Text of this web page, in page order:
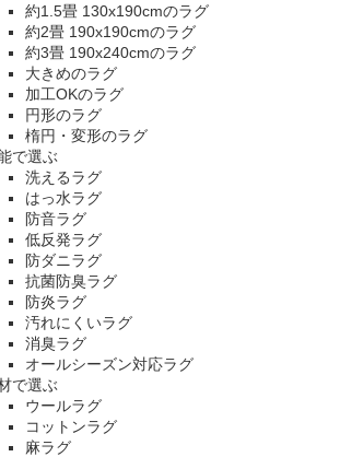
約1.5畳 130x190cmのラグ
約2畳 190x190cmのラグ
約3畳 190x240cmのラグ
大きめのラグ
加工OKのラグ
円形のラグ
楕円・変形のラグ
で選ぶ
洗えるラグ
はっ水ラグ
防音ラグ
低反発ラグ
防ダニラグ
抗菌防臭ラグ
防炎ラグ
汚れにくいラグ
消臭ラグ
オールシーズン対応ラグ
で選ぶ
ウールラグ
コットンラグ
麻ラグ